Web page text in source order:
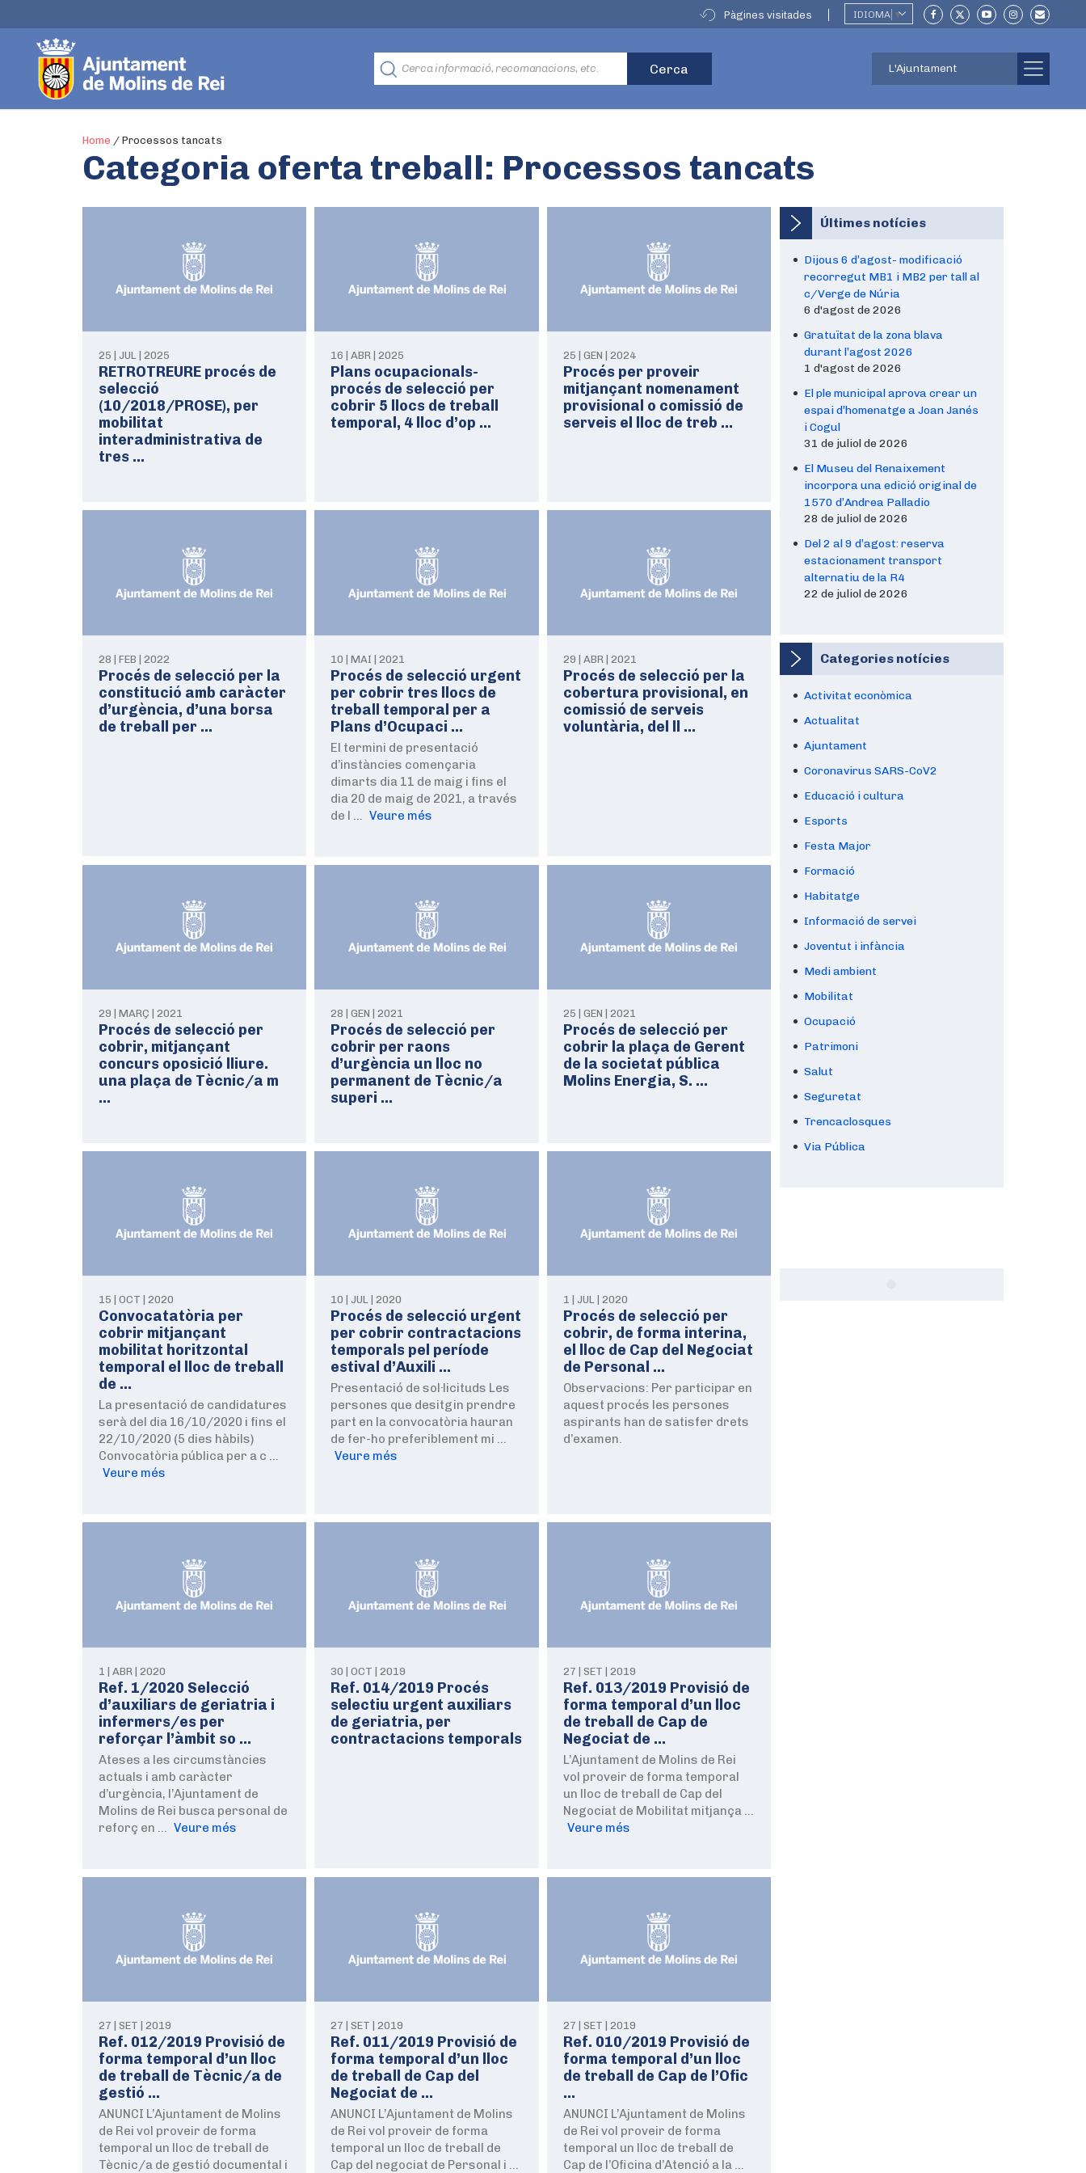
Pàgines visitades IDIOMA ▼
L'Ajuntament
Home / Processos tancats
Categoria oferta treball: Processos tancats
25 | JUL | 2025
RETROTREURE procés de
selecció
(10/2018/PROSE), per
mobilitat
interadministrativa de
tres …
16 | ABR | 2025
Plans ocupacionals-
procés de selecció per
cobrir 5 llocs de treball
temporal, 4 lloc d’op …
25 | GEN | 2024
Procés per proveir
mitjançant nomenament
provisional o comissió de
serveis el lloc de treb …
28 | FEB | 2022
Procés de selecció per la
constitució amb caràcter
d’urgència, d’una borsa
de treball per …
10 | MAI | 2021
Procés de selecció urgent
per cobrir tres llocs de
treball temporal per a
Plans d’Ocupaci …
El termini de presentació
d’instàncies començaria
dimarts dia 11 de maig i fins el
dia 20 de maig de 2021, a través
de l … Veure més
29 | ABR | 2021
Procés de selecció per la
cobertura provisional, en
comissió de serveis
voluntària, del ll …
29 | MARÇ | 2021
Procés de selecció per
cobrir, mitjançant
concurs oposició lliure.
una plaça de Tècnic/a m
…
28 | GEN | 2021
Procés de selecció per
cobrir per raons
d’urgència un lloc no
permanent de Tècnic/a
superi …
25 | GEN | 2021
Procés de selecció per
cobrir la plaça de Gerent
de la societat pública
Molins Energia, S. …
15 | OCT | 2020
Convocatatòria per
cobrir mitjançant
mobilitat horitzontal
temporal el lloc de treball
de …
La presentació de candidatures
serà del dia 16/10/2020 i fins el
22/10/2020 (5 dies hàbils)
Convocatòria pública per a c …
Veure més
10 | JUL | 2020
Procés de selecció urgent
per cobrir contractacions
temporals pel període
estival d’Auxili …
Presentació de sol·licituds Les
persones que desitgin prendre
part en la convocatòria hauran
de fer-ho preferiblement mi …
Veure més
1 | JUL | 2020
Procés de selecció per
cobrir, de forma interina,
el lloc de Cap del Negociat
de Personal …
Observacions: Per participar en
aquest procés les persones
aspirants han de satisfer drets
d’examen.
1 | ABR | 2020
Ref. 1/2020 Selecció
d’auxiliars de geriatria i
infermers/es per
reforçar l’àmbit so …
Ateses a les circumstàncies
actuals i amb caràcter
d’urgència, l’Ajuntament de
Molins de Rei busca personal de
reforç en … Veure més
30 | OCT | 2019
Ref. 014/2019 Procés
selectiu urgent auxiliars
de geriatria, per
contractacions temporals
27 | SET | 2019
Ref. 013/2019 Provisió de
forma temporal d’un lloc
de treball de Cap de
Negociat de …
L’Ajuntament de Molins de Rei
vol proveir de forma temporal
un lloc de treball de Cap del
Negociat de Mobilitat mitjança …
Veure més
27 | SET | 2019
Ref. 012/2019 Provisió de
forma temporal d’un lloc
de treball de Tècnic/a de
gestió …
ANUNCI L’Ajuntament de Molins
de Rei vol proveir de forma
temporal un lloc de treball de
Tècnic/a de gestió documental i
27 | SET | 2019
Ref. 011/2019 Provisió de
forma temporal d’un lloc
de treball de Cap del
Negociat de …
ANUNCI L’Ajuntament de Molins
de Rei vol proveir de forma
temporal un lloc de treball de
Cap del negociat de Personal i …
27 | SET | 2019
Ref. 010/2019 Provisió de
forma temporal d’un lloc
de treball de Cap de l’Ofic
…
ANUNCI L’Ajuntament de Molins
de Rei vol proveir de forma
temporal un lloc de treball de
Cap de l’Oficina d’Atenció a la …
Últimes notícies
Dijous 6 d’agost- modificació
recorregut MB1 i MB2 per tall al
c/Verge de Núria
6 d'agost de 2026
Gratuïtat de la zona blava
durant l’agost 2026
1 d'agost de 2026
El ple municipal aprova crear un
espai d’homenatge a Joan Janés
i Cogul
31 de juliol de 2026
El Museu del Renaixement
incorpora una edició original de
1570 d’Andrea Palladio
28 de juliol de 2026
Del 2 al 9 d’agost: reserva
estacionament transport
alternatiu de la R4
22 de juliol de 2026
Categories notícies
Activitat econòmica
Actualitat
Ajuntament
Coronavirus SARS-CoV2
Educació i cultura
Esports
Festa Major
Formació
Habitatge
Informació de servei
Joventut i infància
Medi ambient
Mobilitat
Ocupació
Patrimoni
Salut
Seguretat
Trencaclosques
Via Pública